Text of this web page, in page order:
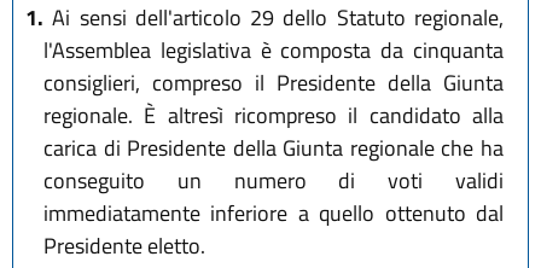
1. Ai sensi dell'articolo 29 dello Statuto regionale,
l'Assemblea legislativa è composta da cinquanta
consiglieri, compreso il Presidente della Giunta
regionale. È altresì ricompreso il candidato alla
carica di Presidente della Giunta regionale che ha
conseguito un numero di voti validi
immediatamente inferiore a quello ottenuto dal
Presidente eletto.